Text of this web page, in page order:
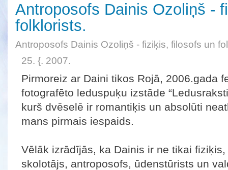
Antroposofs Dainis Ozoliņš -
folklorists.
Antroposofs Dainis Ozoliņš - fiziķis, filosofs un
25. {. 2007.
Pirmoreiz ar Daini tikos Rojā, 2006.gada
fotografēto leduspuķu izstāde
kurš dvēselē ir romantiķis un absolūti
mans pirmais iespaids.
Vēlāk izrādījās, ka Dainis ir ne tikai
skolotājs, antroposofs, ūdenstūrists un